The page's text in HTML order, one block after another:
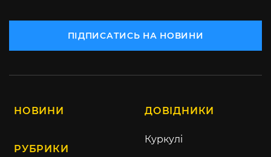
ПІДПИСАТИСЬ НА НОВИНИ
НОВИНИ
РУБРИКИ
ДОВІДНИКИ
Куркулі